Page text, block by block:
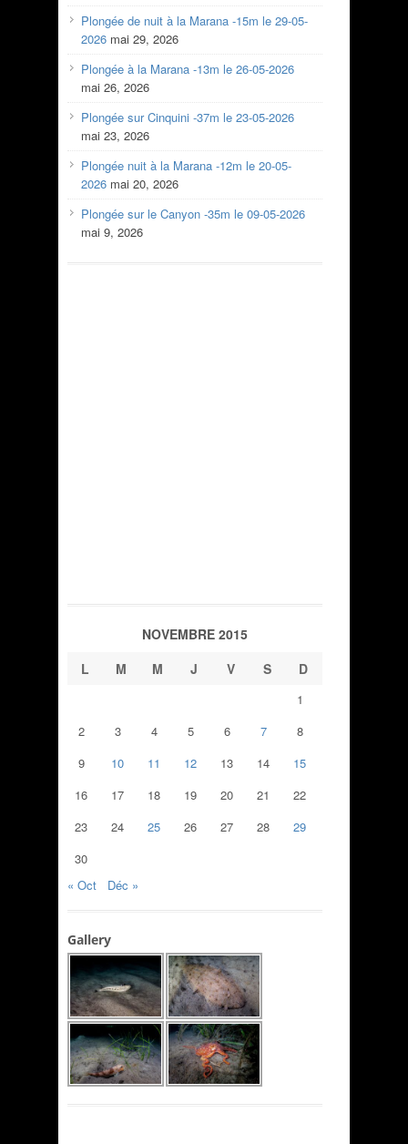
Plongée de nuit à la Marana -15m le 29-05-
2026 mai 29, 2026
Plongée à la Marana -13m le 26-05-2026
mai 26, 2026
Plongée sur Cinquini -37m le 23-05-2026
mai 23, 2026
Plongée nuit à la Marana -12m le 20-05-
2026 mai 20, 2026
Plongée sur le Canyon -35m le 09-05-2026
mai 9, 2026
NOVEMBRE 2015
L
M M J V S D
1
2
3 4 5 6 7
8
9
10 11 12 13 14
15
16
17 18 19 20 21
22
23
24 25 26 27 28
29
30
« Oct
Déc »
Gallery